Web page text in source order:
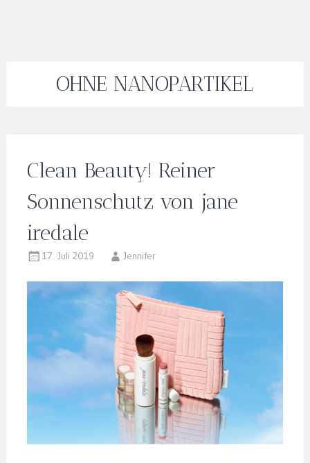
OHNE NANOPARTIKEL
Clean Beauty! Reiner
Sonnenschutz von jane
iredale
17. Juli 2019 Jennifer